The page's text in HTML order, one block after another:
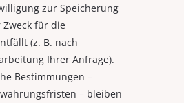
zur Speicherung
für die
(z. B. nach
Ihrer Anfrage).
Bestimmungen –
– bleiben